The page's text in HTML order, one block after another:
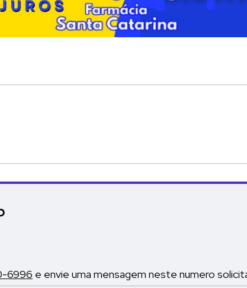
6996 e envie uma mensagem neste numero